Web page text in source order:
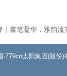
｜素笔凝华，雅韵流
太阳集团(股份